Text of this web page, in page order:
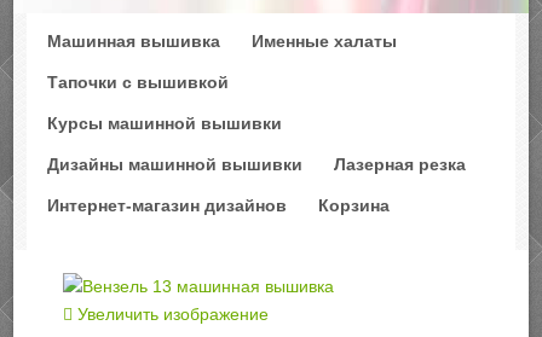
Машинная вышивка Именные халаты
Тапочки с вышивкой
Курсы машинной вышивки
Дизайны машинной вышивки Лазерная резка
Интернет-магазин дизайнов Корзина
Увеличить изображение